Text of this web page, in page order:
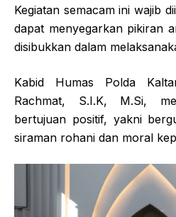
Kegiatan semacam ini wajib
dapat menyegarkan pikiran
disibukkan dalam
Kabid Humas Polda
Rachmat, S.I.K, M.Si,
bertujuan positif, yakni
siraman rohani dan moral